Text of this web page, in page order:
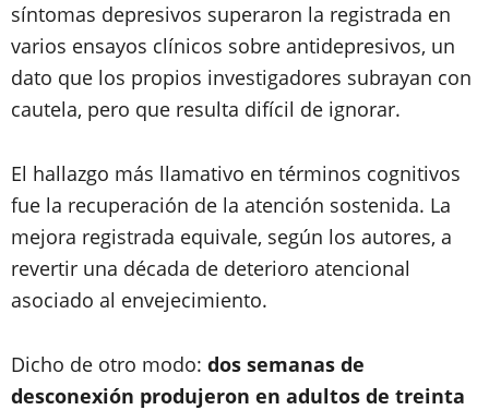
síntomas depresivos superaron la registrada en
varios ensayos clínicos sobre antidepresivos, un
dato que los propios investigadores subrayan con
cautela, pero que resulta difícil de ignorar.
El hallazgo más llamativo en términos cognitivos
fue la recuperación de la atención sostenida. La
mejora registrada equivale, según los autores, a
revertir una década de deterioro atencional
asociado al envejecimiento.
Dicho de otro modo: dos semanas de
desconexión produjeron en adultos de treinta